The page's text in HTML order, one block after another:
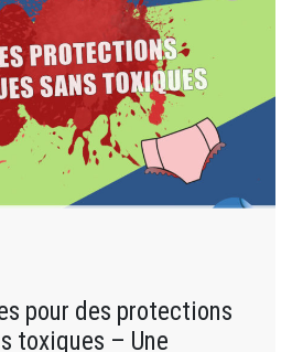
pour des protections
toxiques – Une